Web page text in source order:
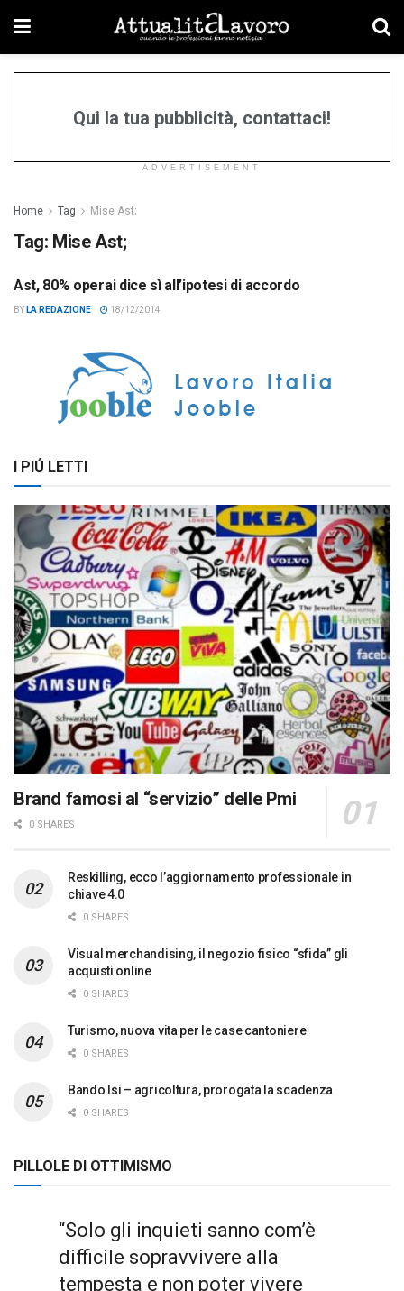
Qui la tua pubblicità, contattaci!
ADVERTISEMENT
Home Tag Mise Ast;
Tag: Mise Ast;
FLASHNEWS
Ast, 80% operai dice sì all’ipotesi di accordo
BY LA REDAZIONE 18/12/2014
I PIÚ LETTI
Brand famosi al “servizio” delle Pmi
0 SHARES
Reskilling, ecco l’aggiornamento professionale in
chiave 4.0
0 SHARES
Visual merchandising, il negozio fisico “sfida” gli
acquisti online
0 SHARES
Turismo, nuova vita per le case cantoniere
0 SHARES
Bando Isi – agricoltura, prorogata la scadenza
0 SHARES
PILLOLE DI OTTIMISMO
“Solo gli inquieti sanno com’è
difficile sopravvivere alla
tempesta e non poter vivere